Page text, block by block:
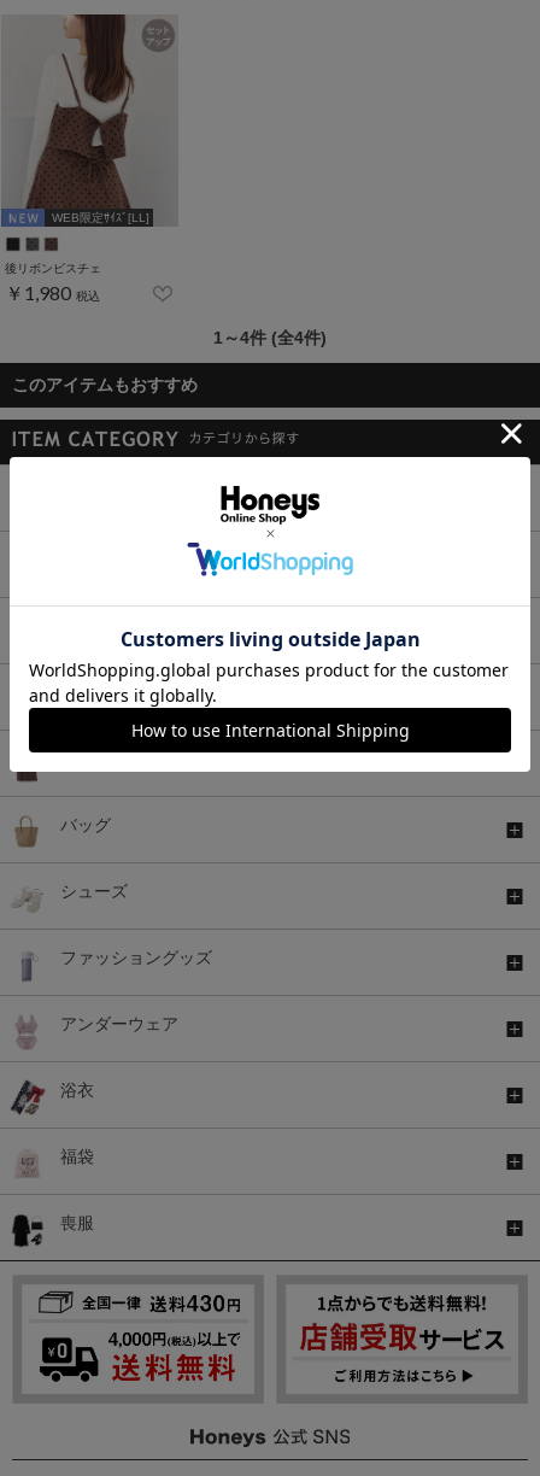
WEB限定ｻｲｽﾞ[LL]
後リボンビスチェ
￥1,980 税込
1～4件 (全4件)
このアイテムもおすすめ
セットアップ
アウター
バッグ
シューズ
ファッショングッズ
アンダーウェア
浴衣
福袋
喪服